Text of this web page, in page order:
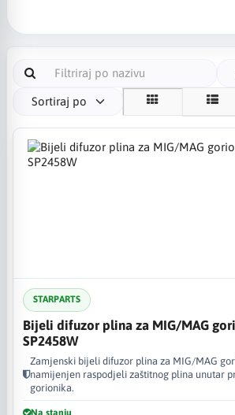
Sortiraj po
STARPARTS
Bijeli difuzor plina za MIG/MAG
SP2458W
Zamjenski bijeli difuzor plina za MIG/MAG
namijenjen raspodjeli zaštitnog plina unutar
gorionika.
Na stanju